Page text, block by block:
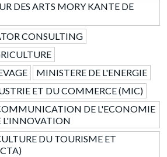
DES ARTS MORY KANTE DE
CONSULTING
MINISTERE DE L'ENERGIE
ET DU COMMERCE (MIC)
DE L'ECONOMIE
L'INNOVATION
DU TOURISME ET